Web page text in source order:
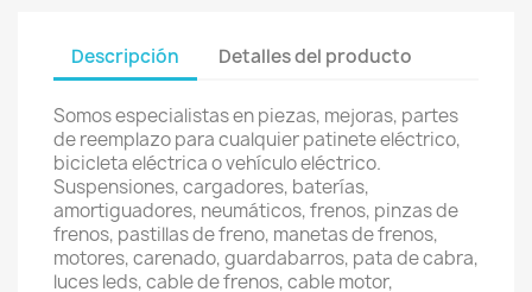
Descripción Detalles del producto
Somos especialistas en piezas, mejoras, partes
de reemplazo para cualquier patinete eléctrico,
bicicleta eléctrica o vehículo eléctrico.
Suspensiones, cargadores, baterías,
amortiguadores, neumáticos, frenos, pinzas de
frenos, pastillas de freno, manetas de frenos,
motores, carenado, guardabarros, pata de cabra,
luces leds, cable de frenos, cable motor,